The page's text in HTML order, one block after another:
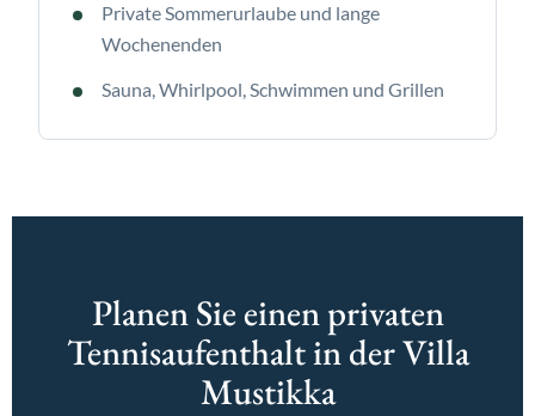
Private Sommerurlaube und lange
Wochenenden
Sauna, Whirlpool, Schwimmen und Grillen
Planen Sie einen privaten
Tennisaufenthalt in der Villa
Mustikka